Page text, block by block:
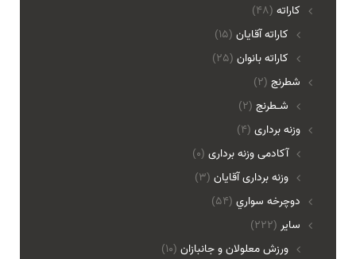
(48) کاراته
کاراته آقایان (15)
کاراته بانوان (25)
(2) شطرنج
شـطرنج (2)
(4) وزنه برداری
آکادمی وزنه برداری (0)
وزنه برداری آقایان (3)
(54) دوچرخه سواري
(222) ساير
ورزش معلولان و جانبازان (10)